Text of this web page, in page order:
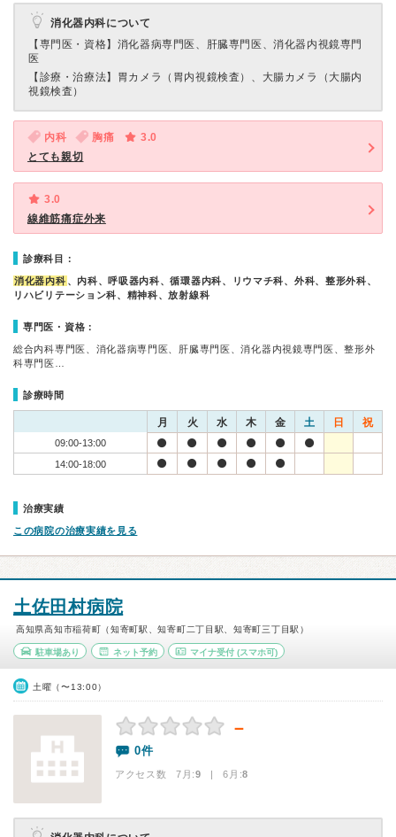
消化器内科について
【専門医・資格】 消化器病専門医、肝臓専門医、消化器内視鏡専門
医
【診療・治療法】 胃カメラ（胃内視鏡検査）、大腸カメラ（大腸内
視鏡検査）
内科 胸痛
3.0
とても親切
3.0
線維筋痛症外来
診療科目：
消化器内科 、内科、呼吸器内科、循環器内科、リウマチ科、外科、整形外科、
リハビリテーション科、精神科、放射線科
専門医・資格：
総合内科専門医、消化器病専門医、肝臓専門医、消化器内視鏡専門医、整形外
科専門医…
診療時間
月 火 水 木 金 土 日 祝
09:00-13:00
14:00-18:00
治療実績
この病院の治療実績を見る
土佐田村病院
高知県高知市稲荷町（知寄町駅、知寄町二丁目駅、知寄町三丁目駅）
駐車場あり ネット予約 マイナ受付 (スマホ可)
土曜（〜13:00）
－
0件
アクセス数 7月:9 | 6月:8